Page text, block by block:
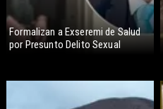
Formalizan a Exseremi de Salud
por Presunto Delito Sexual